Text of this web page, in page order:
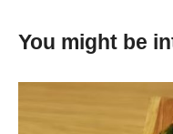
You might be